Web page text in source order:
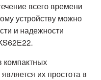
всего времени
устройству можно
и надежности
компактных
их простота в